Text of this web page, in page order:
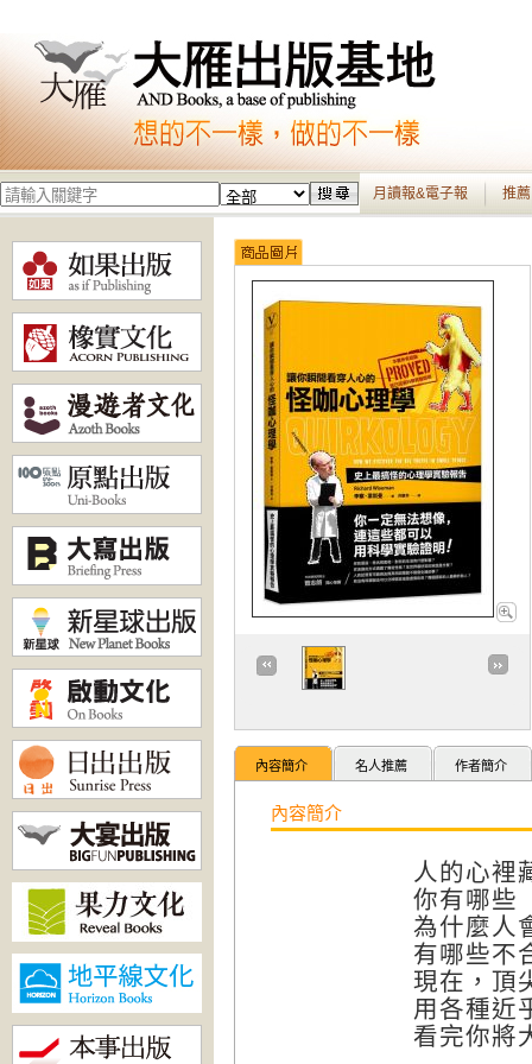
月讀報&電子報 推
內容簡介 名人推薦 作者簡介
內容簡介
人的心裡
你有哪些
為什麼人
有哪些不
現在，頂
用各種近
看完你將